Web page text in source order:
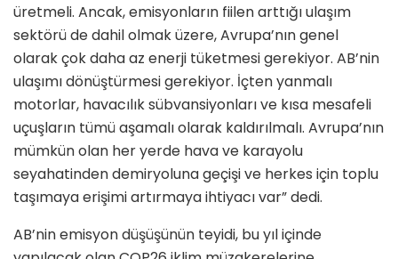
üretmeli. Ancak, emisyonların fiilen arttığı ulaşım
sektörü de dahil olmak üzere, Avrupa’nın genel
olarak çok daha az enerji tüketmesi gerekiyor. AB’nin
ulaşımı dönüştürmesi gerekiyor. İçten yanmalı
motorlar, havacılık sübvansiyonları ve kısa mesafeli
uçuşların tümü aşamalı olarak kaldırılmalı. Avrupa’nın
mümkün olan her yerde hava ve karayolu
seyahatinden demiryoluna geçişi ve herkes için toplu
taşımaya erişimi artırmaya ihtiyacı var” dedi.
AB’nin emisyon düşüşünün teyidi, bu yıl içinde